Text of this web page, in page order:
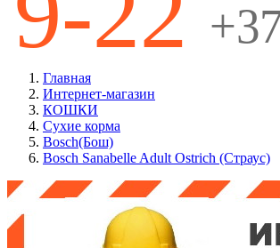
Главная
Интернет-магазин
КОШКИ
Сухие корма
Bosch(Бош)
Bosch Sanabelle Adult Ostrich (Страус)